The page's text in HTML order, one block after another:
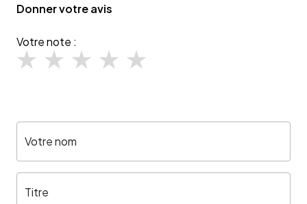
Donner votre avis
Votre note :
Votre nom
Titre